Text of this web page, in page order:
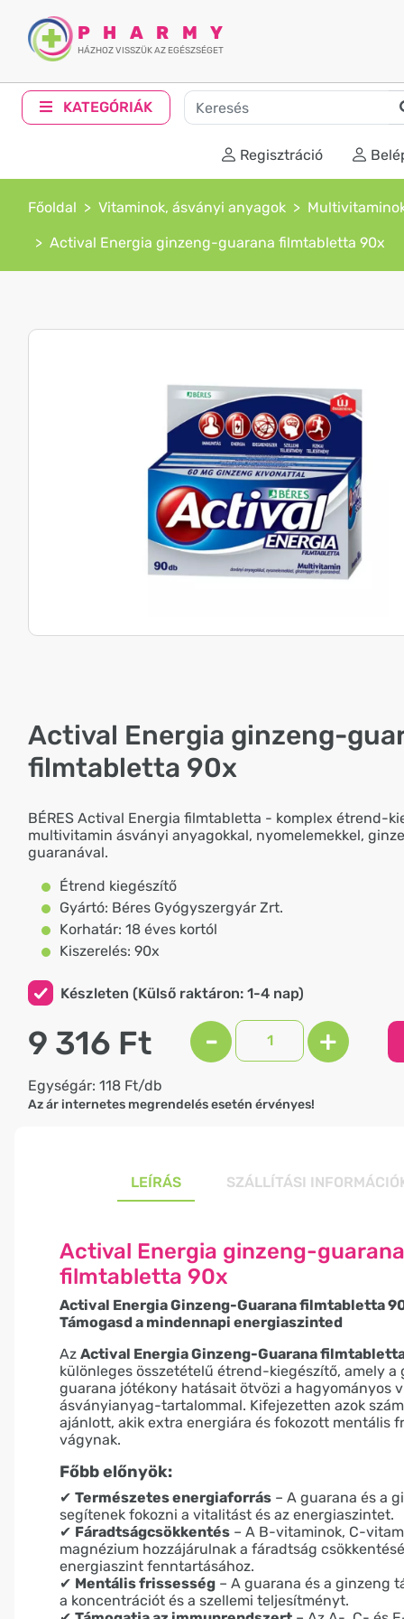
PHARMY
HÁZHOZ VISSZÜK AZ EGÉSZSÉGET
KATEGÓRIÁK
Regisztráció
Főoldal Vitaminok, ásványi anyagok
Actival Energia ginzeng-guarana filmtabletta 90x
Actival Energia ginzeng-
filmtabletta 90x
BÉRES Actival Energia filmtabletta - komplex étrend-
multivitamin ásványi anyagokkal, nyomelemekkel,
guaranával.
Étrend kiegészítő
Gyártó: Béres Gyógyszergyár Zrt.
Korhatár: 18 éves kortól
Kiszerelés: 90x
Készleten (Külső raktáron: 1-4 nap)
9 316 Ft - +
Egységár: 118 Ft/db
Az ár internetes megrendelés esetén érvényes!
LEÍRÁS SZÁLLÍTÁSI
Actival Energia ginzeng-guarana
filmtabletta 90x
Actival Energia Ginzeng-Guarana filmtabletta
Támogasd a mindennapi energiaszinted
Az Actival Energia Ginzeng-Guarana
különleges összetételű étrend-kiegészítő, amely a
guarana jótékony hatásait ötvözi a hagyományos
ásványianyag-tartalommal. Kifejezetten azok
ajánlott, akik extra energiára és fokozott mentális
vágynak.
Főbb előnyök:
✔ Természetes energiaforrás – A guarana és a
segítenek fokozni a vitalitást és az energiaszintet.
✔ Fáradtságcsökkentés – A B-vitaminok, C-
magnézium hozzájárulnak a fáradtság
energiaszint fenntartásához.
✔ Mentális frissesség – A guarana és a ginzeng
a koncentrációt és a szellemi teljesítményt.